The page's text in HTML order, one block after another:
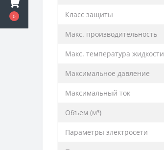
0 Класс защиты
Макс. производительность
Макс. температура жидкости
Максимальное давление
Максимальный ток
Объем (м³)
Параметры электросети